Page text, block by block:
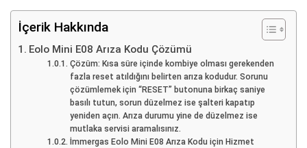
İçerik Hakkında
Eolo Mini E08 Arıza Kodu Çözümü
Çözüm: Kısa süre içinde kombiye olması gerekenden
fazla reset atıldığını belirten arıza kodudur. Sorunu
çözümlemek için “RESET” butonuna birkaç saniye
basılı tutun, sorun düzelmez ise şalteri kapatıp
yeniden açın. Arıza durumu yine de düzelmez ise
mutlaka servisi aramalısınız.
İmmergas Eolo Mini E08 Arıza Kodu için Hizmet